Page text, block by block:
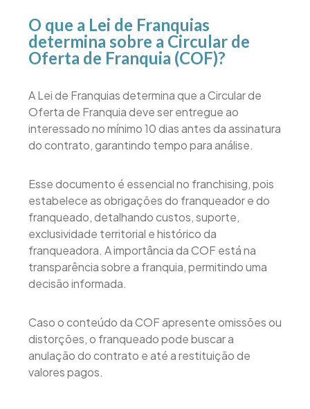
O que a Lei de Franquias
determina sobre a Circular de
Oferta de Franquia (COF)?
A Lei de Franquias determina que a Circular de
Oferta de Franquia deve ser entregue ao
interessado no mínimo 10 dias antes da assinatura
do contrato, garantindo tempo para análise.
Esse documento é essencial no franchising, pois
estabelece as obrigações do franqueador e do
franqueado, detalhando custos, suporte,
exclusividade territorial e histórico da
franqueadora. A importância da COF está na
transparência sobre a franquia, permitindo uma
decisão informada.
Caso o conteúdo da COF apresente omissões ou
distorções, o franqueado pode buscar a
anulação do contrato e até a restituição de
valores pagos.